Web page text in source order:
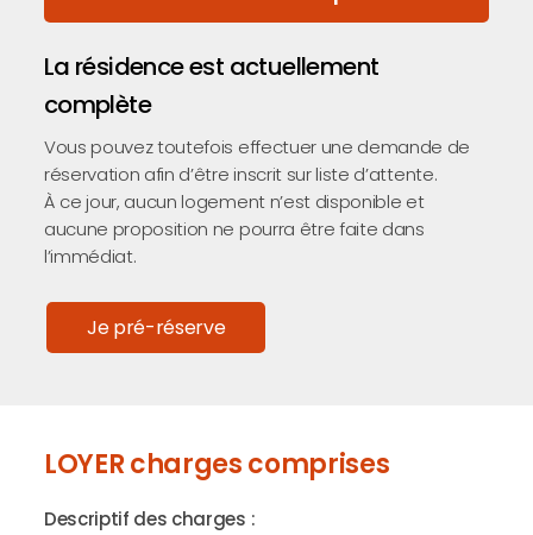
La résidence est actuellement
complète
Vous pouvez toutefois effectuer une demande de
réservation afin d’être inscrit sur liste d’attente.
À ce jour, aucun logement n’est disponible et
aucune proposition ne pourra être faite dans
l’immédiat.
Je pré-réserve
LOYER charges comprises
Descriptif des charges :